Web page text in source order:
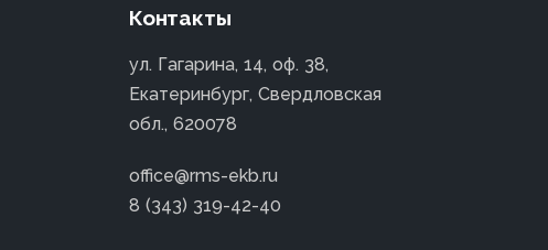
Контакты
ул. Гагарина, 14, оф. 38,
Екатеринбург, Свердловская
обл., 620078
office@rms-ekb.ru
8 (343) 319-42-40